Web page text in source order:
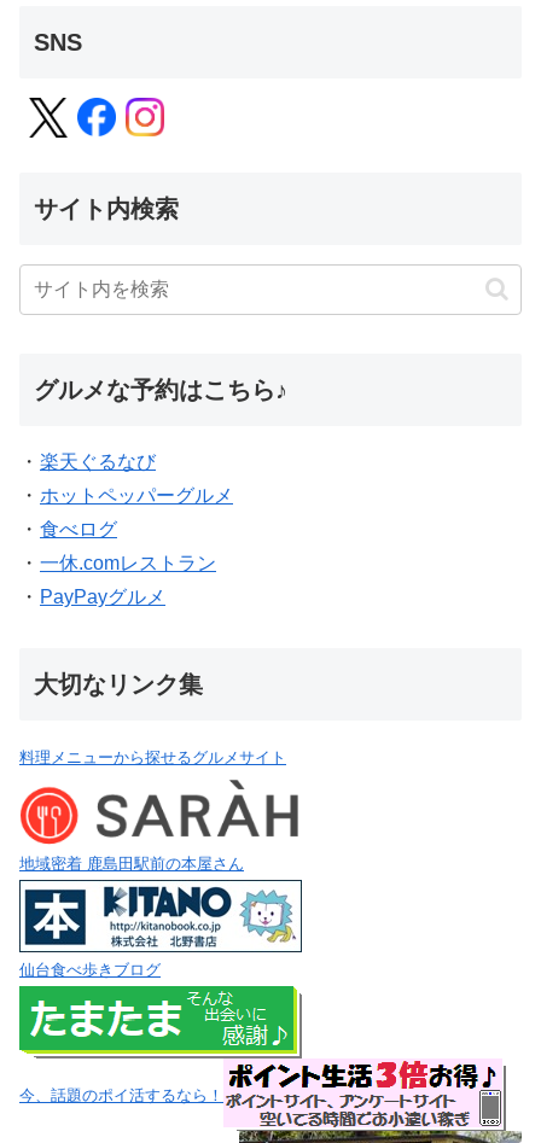
SNS
サイト内検索
グルメな予約はこちら♪
・ 楽天ぐるなび
・ ホットペッパーグルメ
・ 食べログ
・ 一休.comレストラン
・ PayPayグルメ
大切なリンク集
料理メニューから探せるグルメサイト
地域密着 鹿島田駅前の本屋さん
仙台食べ歩きブログ
今、話題のポイ活するなら！